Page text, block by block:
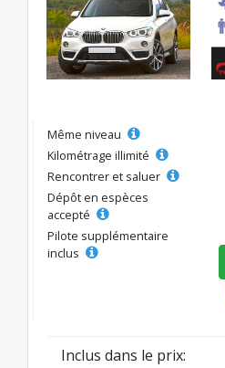
Même niveau
Kilométrage illimité
Rencontrer et saluer
Dépôt en espèces
accepté
Pilote supplémentaire
inclus
Inclus dans le prix: